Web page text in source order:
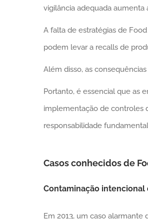
vigilância adequada aumenta
A falta de estratégias de
podem levar a recalls de
Além disso, as
Portanto, é essencial que as
implementação de controles
responsabilidade
Casos conhecidos de
Contaminação
Em 2013, um caso